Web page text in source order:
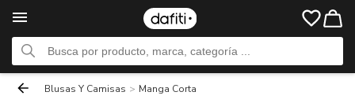
Blusas Y Camisas > Manga Corta